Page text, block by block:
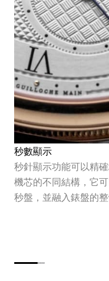
秒數顯示
秒針顯示功能可以精
機芯的不同結構，它
秒盤，並融入錶盤的整